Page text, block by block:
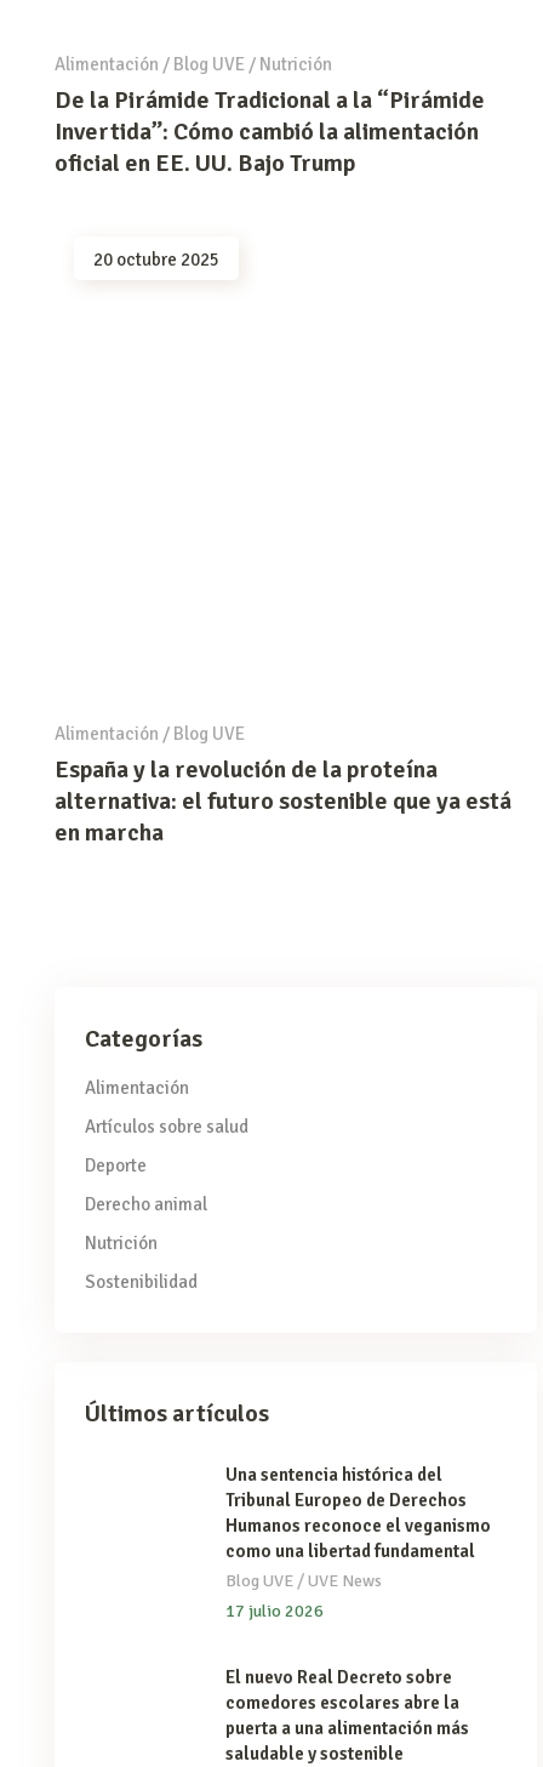
Alimentación / Blog UVE/ Nutrición
De la Pirámide Tradicional a la “Pirámide
Invertida”: Cómo cambió la alimentación
oficial en EE. UU. Bajo Trump
20 octubre 2025
Alimentación / Blog UVE
España y la revolución de la proteína
alternativa: el futuro sostenible que ya está
en marcha
Categorías
Alimentación
Artículos sobre salud
Deporte
Derecho animal
Nutrición
Sostenibilidad
Últimos artículos
Una sentencia histórica del
Tribunal Europeo de Derechos
Humanos reconoce el veganismo
como una libertad fundamental
Blog UVE/UVE News
17 julio 2026
El nuevo Real Decreto sobre
comedores escolares abre la
puerta a una alimentación más
saludable y sostenible